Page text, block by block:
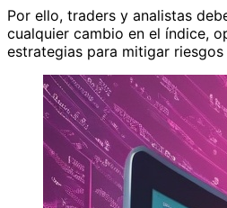
Por ello, traders y analistas
cualquier cambio en el índice,
estrategias para mitigar